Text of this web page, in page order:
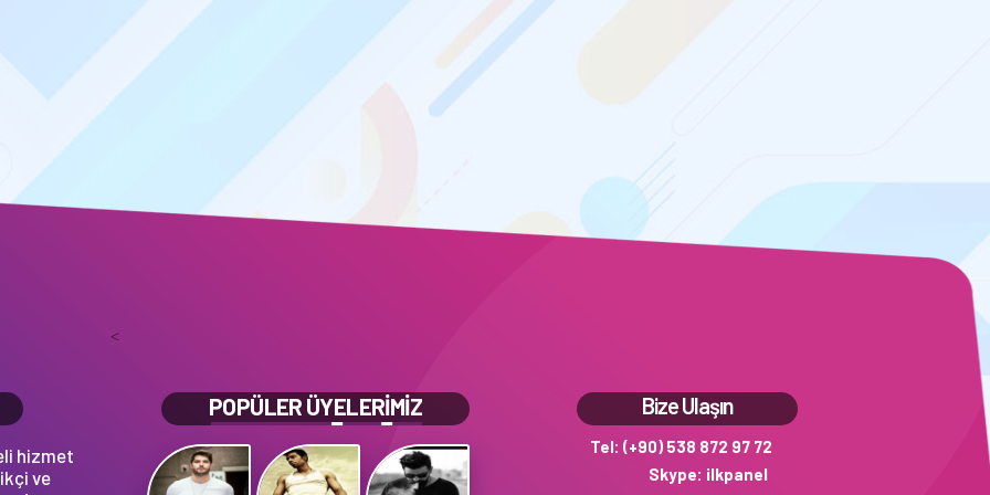
POPÜLER ÜYELERİMİZ Bize Ulaşın
Tel: (+90) 538 872 97 72
Skype: ilkpanel
hizmet
ve
<